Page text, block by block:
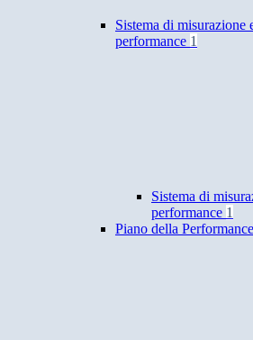
Sistema di misurazione
performance 1
Sistema di
performance 1
Piano della Performance